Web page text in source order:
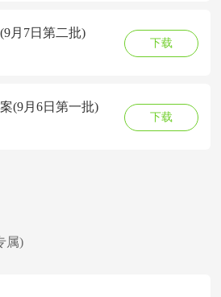
月7日第二批)
下载
(9月6日第一批)
下载
属)